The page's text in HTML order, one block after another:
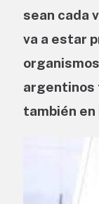
sean cada
va a estar
argentinos
también en